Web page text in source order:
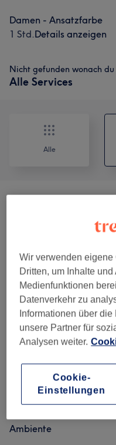
Damen - Ansatzfarbe
1 Std.Details anzeigen
Nicht gefunden wonach du
Alle Services
Alle
(3 )
Damen - Farbe &
Herren - Haarschnitte
Salonbewertungen
4,8
Ambiente
Wir verwenden
Dritten, um Inhalte
Medienfunktionen
Datenverkehr zu
Informationen über
unsere Partner für
Analysen weiter.
Cookie-
Einstellungen